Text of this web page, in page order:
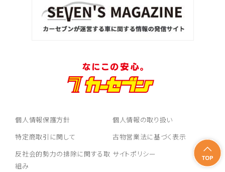
個人情報保護方針
個人情報の取り扱い
特定商取引に関して
古物営業法に基づく表示
反社会的勢力の排除に関する取
組み
サイトポリシー